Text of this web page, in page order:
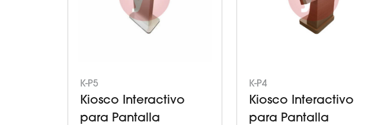
K-P5
Kiosco Interactivo
para Pantalla
K-P4
Kiosco Interactivo
para Pantalla